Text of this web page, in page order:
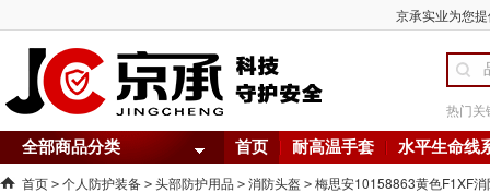
京承实业为您
热门关
全部商品分类 首页 耐高温手套 水平生命线
首页 > 个人防护装备 > 头部防护用品 > 消防头盔 > 梅思安10158863黄色F1XF消